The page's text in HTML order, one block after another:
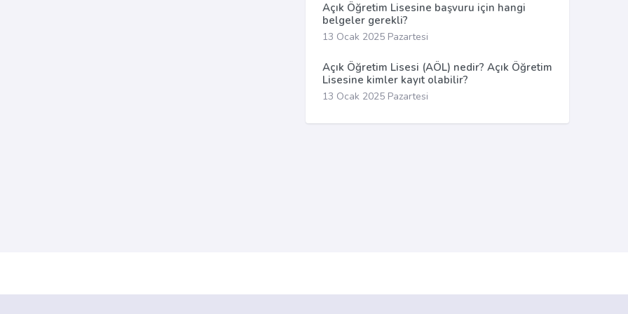
Açık Öğretim Lisesine başvuru için hangi
belgeler gerekli?
13 Ocak 2025 Pazartesi
Açık Öğretim Lisesi (AÖL) nedir? Açık Öğretim
Lisesine kimler kayıt olabilir?
13 Ocak 2025 Pazartesi